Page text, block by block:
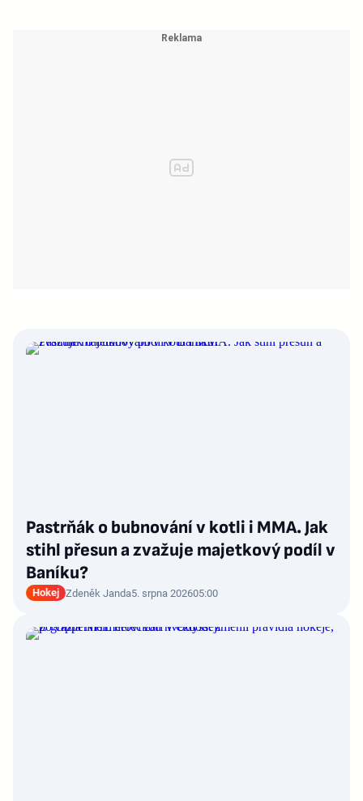
Pastrňák o bubnování v kotli i MMA. Jak
stihl přesun a zvažuje majetkový podíl v
Baníku?
Hokej Zdeněk Janda5. srpna 202605:00